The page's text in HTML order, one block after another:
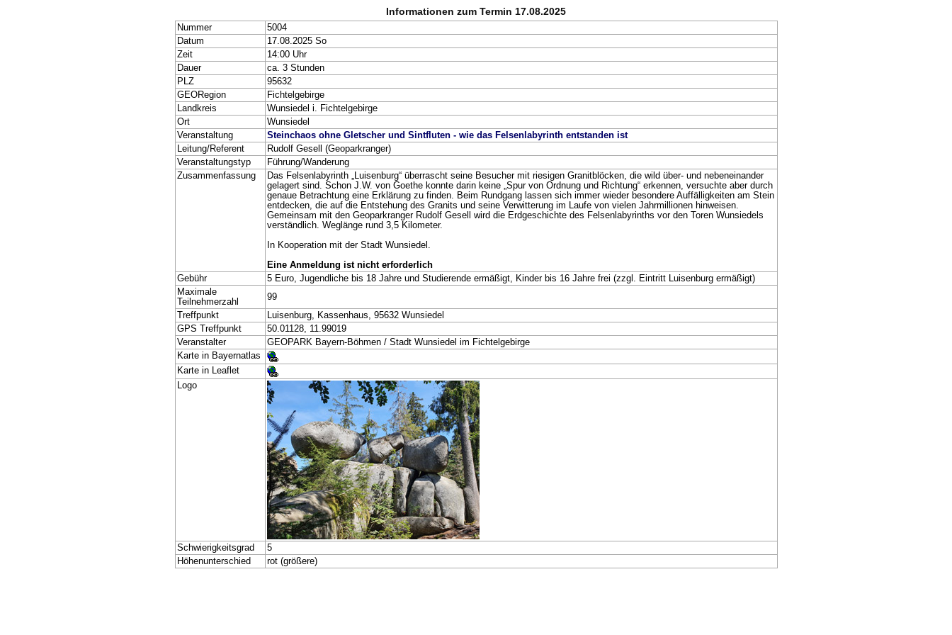
Informationen zum Termin 17.08.2025
Nummer
5004
Datum
17.08.2025 So
Zeit
14:00 Uhr
Dauer
ca. 3 Stunden
PLZ
95632
GEORegion
Fichtelgebirge
Landkreis
Wunsiedel i. Fichtelgebirge
Ort
Wunsiedel
Veranstaltung
Steinchaos ohne Gletscher und Sintfluten - wie das Felsenlabyrinth entstanden ist
Leitung/Referent
Rudolf Gesell (Geoparkranger)
Veranstaltungstyp
Führung/Wanderung
Zusammenfassung
Das Felsenlabyrinth „Luisenburg“ überrascht seine Besucher mit riesigen Granitblöcken, die wild über- und nebeneinander
gelagert sind. Schon J.W. von Goethe konnte darin keine „Spur von Ordnung und Richtung“ erkennen, versuchte aber durch
genaue Betrachtung eine Erklärung zu finden. Beim Rundgang lassen sich immer wieder besondere Auffälligkeiten am Stein
entdecken, die auf die Entstehung des Granits und seine Verwitterung im Laufe von vielen Jahrmillionen hinweisen.
Gemeinsam mit den Geoparkranger Rudolf Gesell wird die Erdgeschichte des Felsenlabyrinths vor den Toren Wunsiedels
verständlich. Weglänge rund 3,5 Kilometer.
In Kooperation mit der Stadt Wunsiedel.
Eine Anmeldung ist nicht erforderlich
Gebühr
5 Euro, Jugendliche bis 18 Jahre und Studierende ermäßigt, Kinder bis 16 Jahre frei (zzgl. Eintritt Luisenburg ermäßigt)
Maximale
Teilnehmerzahl
99
Treffpunkt
Luisenburg, Kassenhaus, 95632 Wunsiedel
GPS Treffpunkt
50.01128, 11.99019
Veranstalter
GEOPARK Bayern-Böhmen / Stadt Wunsiedel im Fichtelgebirge
Karte in Bayernatlas
Karte in Leaflet
Logo
Schwierigkeitsgrad
5
Höhenunterschied
rot (größere)